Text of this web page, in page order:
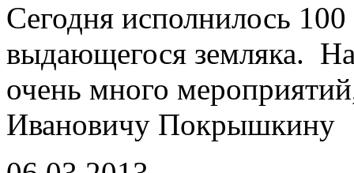
Сегодня исполнилось
выдающегося земляка.
очень много
Ивановичу Покрышкину